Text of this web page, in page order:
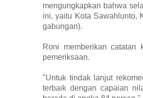
mengungkapkan bahwa
ini, yaitu Kota Sawahlunto,
gabungan).
​Roni memberikan catatan
pemeriksaan.
​"Untuk tindak lanjut
terbaik dengan capaian